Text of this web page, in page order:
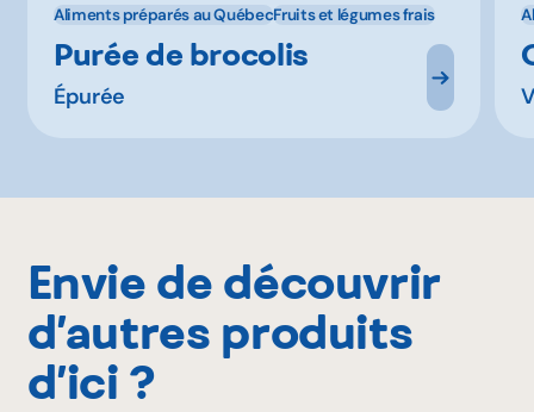
Aliments préparés au QuébecFruits et légumes frais
Purée de brocolis
Épurée
Envie de découvrir
d’autres produits
d’ici ?